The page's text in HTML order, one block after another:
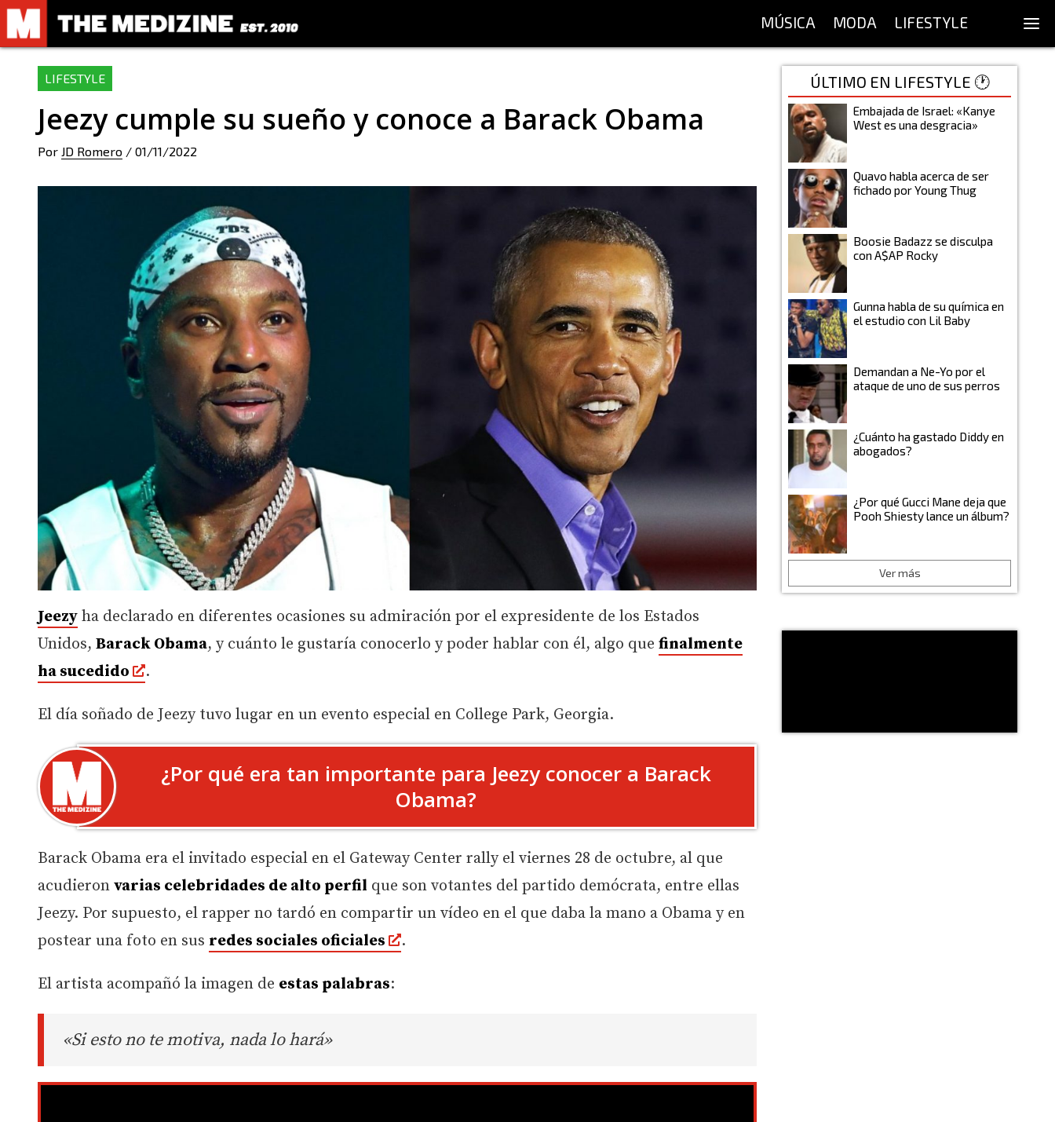
MÚSICA MODA LIFESTYLE
LIFESTYLE
Jeezy cumple su sueño y conoce a Barack Obama
Por JD Romero / 01/11/2022
Jeezy ha declarado en diferentes ocasiones su admiración por el expresidente de los Estados
Unidos, Barack Obama, y cuánto le gustaría conocerlo y poder hablar con él, algo que finalmente
ha sucedido
.
El día soñado de Jeezy tuvo lugar en un evento especial en College Park, Georgia.
¿Por qué era tan importante para Jeezy conocer a Barack
Obama?
Barack Obama era el invitado especial en el Gateway Center rally el viernes 28 de octubre, al que
acudieron varias celebridades de alto perfil que son votantes del partido demócrata, entre ellas
Jeezy. Por supuesto, el rapper no tardó en compartir un vídeo en el que daba la mano a Obama y en
postear una foto en sus redes sociales oficiales .
El artista acompañó la imagen de estas palabras:
«Si esto no te motiva, nada lo hará»
ÚLTIMO EN LIFESTYLE 🕐
Embajada de Israel: «Kanye
West es una desgracia»
Quavo habla acerca de ser
fichado por Young Thug
Boosie Badazz se disculpa
con A$AP Rocky
Gunna habla de su química en
el estudio con Lil Baby
Demandan a Ne-Yo por el
ataque de uno de sus perros
¿Cuánto ha gastado Diddy en
abogados?
¿Por qué Gucci Mane deja que
Pooh Shiesty lance un álbum?
Ver más